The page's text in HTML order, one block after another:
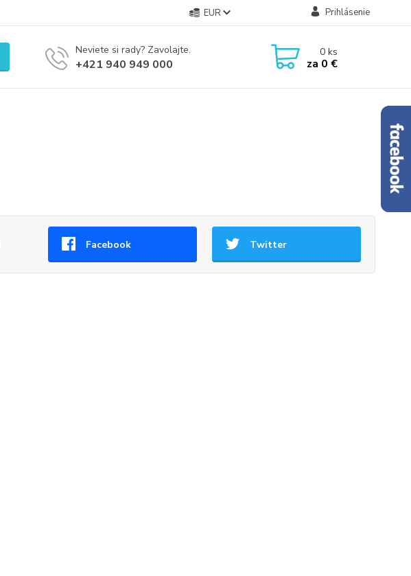
EUR Prihlásenie
Neviete si rady? Zavolajte.
+421 940 949 000
0ks
za 0 €
Facebook Twitter